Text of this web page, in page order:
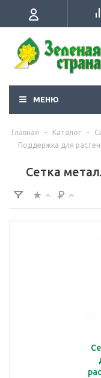
МЕНЮ
Главная - Каталог -
Поддержка для
Сетка